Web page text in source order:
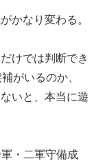
かなり変わる。
けでは判断でき
がいるのか、
いと、本当に遊
・二軍守備成